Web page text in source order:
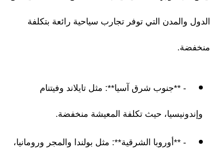
الدول والمدن التي توفر تجارب سياحية رائعة بتكلفة
منخفضة.
- **جنوب شرق آسيا**: مثل تايلاند وفيتنام
وإندونيسيا، حيث تكلفة المعيشة منخفضة.
- **أوروبا الشرقية**: مثل بولندا والمجر ورومانيا،